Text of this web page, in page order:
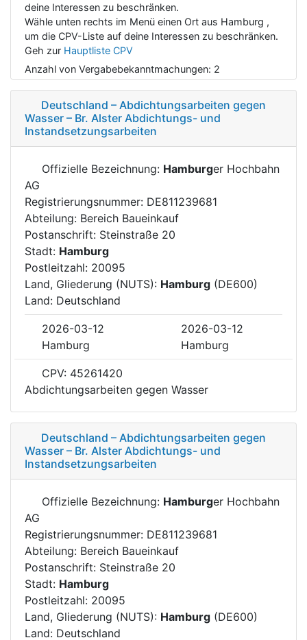
deine Interessen zu beschränken.
Wähle unten rechts im Menü einen Ort aus Hamburg ,
um die CPV-Liste auf deine Interessen zu beschränken.
Geh zur Hauptliste CPV
Anzahl von Vergabebekanntmachungen: 2
Deutschland – Abdichtungsarbeiten gegen
Wasser – Br. Alster Abdichtungs- und
Instandsetzungsarbeiten
Offizielle Bezeichnung: Hamburger Hochbahn
AG
Registrierungsnummer: DE811239681
Abteilung: Bereich Baueinkauf
Postanschrift: Steinstraße 20
Stadt: Hamburg
Postleitzahl: 20095
Land, Gliederung (NUTS): Hamburg (DE600)
Land: Deutschland
2026-03-12
2026-03-12
Hamburg
Hamburg
CPV: 45261420
Abdichtungsarbeiten gegen Wasser
Deutschland – Abdichtungsarbeiten gegen
Wasser – Br. Alster Abdichtungs- und
Instandsetzungsarbeiten
Offizielle Bezeichnung: Hamburger Hochbahn
AG
Registrierungsnummer: DE811239681
Abteilung: Bereich Baueinkauf
Postanschrift: Steinstraße 20
Stadt: Hamburg
Postleitzahl: 20095
Land, Gliederung (NUTS): Hamburg (DE600)
Land: Deutschland